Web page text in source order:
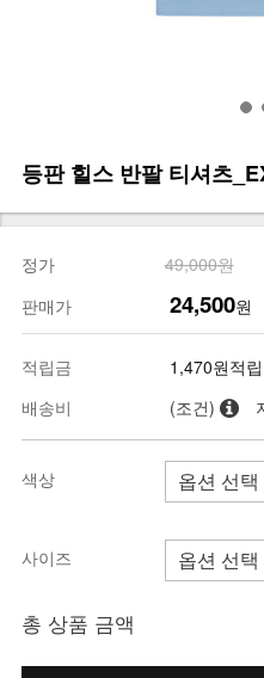
등판 힐스 반팔 티셔츠
정가
49,000원
판매가
24,500원
적립금
1,470원적립
배송비
(조건)
색상
사이즈
총 상품 금액